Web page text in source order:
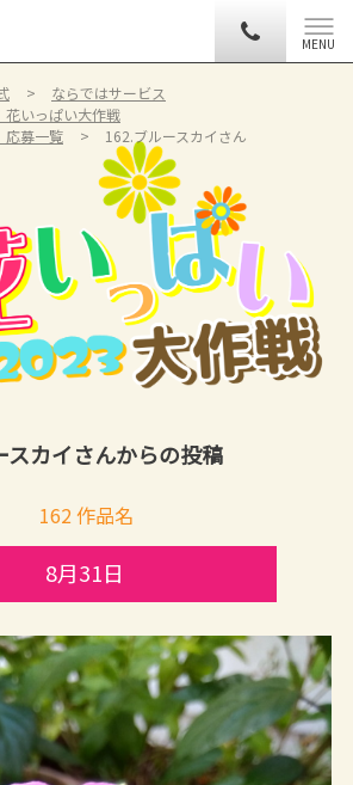
MENU
ならではサービス
花いっぱい大作戦
応募一覧
162.ブルースカイさん
162 作品名
8月31日
スカイさんからの投稿